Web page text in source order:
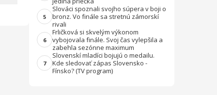
5
Slováci spoznali svojho súpera v boji o
bronz. Vo finále sa stretnú zámorskí
rivali
6
Frličková si skvelým výkonom
vybojovala finále. Svoj čas vylepšila a
zabehla sezónne maximum
7
Slovenskí mladíci bojujú o medailu.
Kde sledovať zápas Slovensko -
Fínsko? (TV program)